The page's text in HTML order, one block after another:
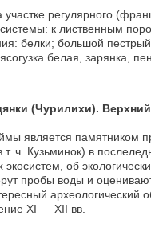
участке регулярного
к лиственным
белки; большой
белая, зарянка,
(Чурилихи).
является памятником
ч. Кузьминок) в
экосистем, об
пробы воды и
XI — XII вв.